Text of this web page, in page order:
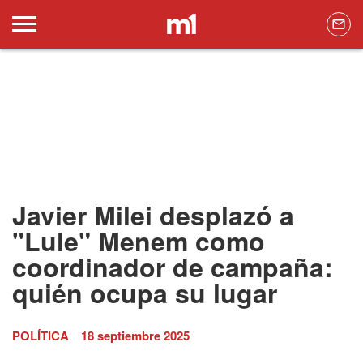
Javier Milei desplazó a
"Lule" Menem como
coordinador de campaña:
quién ocupa su lugar
POLÍTICA 18 septiembre 2025